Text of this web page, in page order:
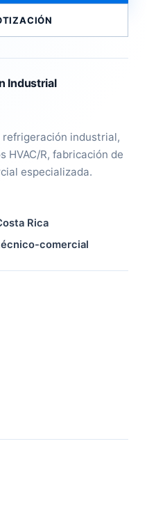
Industrial
refrigeración industrial,
HVAC/R, fabricación de
especializada.
Rica
comercial